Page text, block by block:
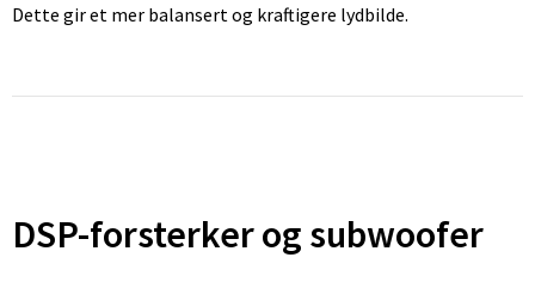
Dette gir et mer balansert og kraftigere lydbilde.
DSP-forsterker og subwoofer